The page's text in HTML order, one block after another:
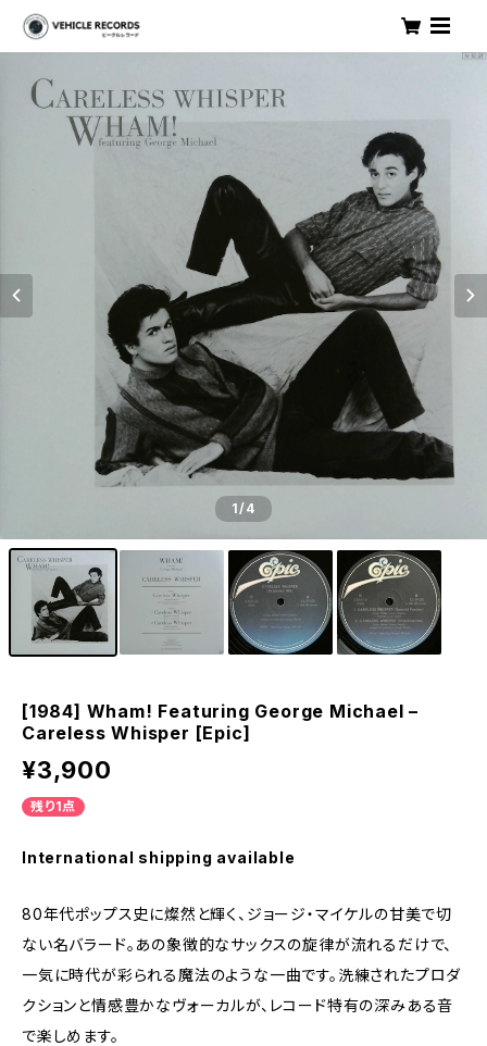
1/4
[1984] Wham! Featuring George Michael –
Careless Whisper [Epic]
¥3,900
残り1点
International shipping available
80年代ポップス史に燦然と輝く、ジョージ・マイケルの甘美で切
ない名バラード。あの象徴的なサックスの旋律が流れるだけで、
一気に時代が彩られる魔法のような一曲です。洗練されたプロダ
クションと情感豊かなヴォーカルが、レコード特有の深みある音
で楽しめます。